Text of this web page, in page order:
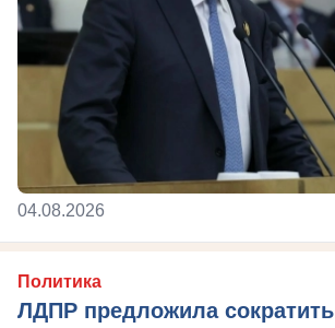
04.08.2026
Политика
ЛДПР предложила сократить